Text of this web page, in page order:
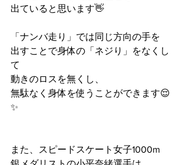
出ていると思います👋
「ナンバ走り」では同じ方向の手を
出すことで身体の「ネジり」をなくし
て
動きのロスを無くし、
無駄なく身体を使うことができます😌
✨
また、スピードスケート女子1000m